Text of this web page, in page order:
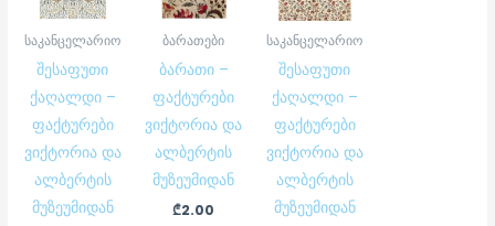
საკანცელარიო
შესაფუთი
ქაღალდი –
ფაქტურები
ვიქტორია და
ალბერტის
მუზეუმიდან
ბარათები
ბარათი –
ფაქტურები
ვიქტორია და
ალბერტის
მუზეუმიდან
₾2.00
საკანცელარიო
შესაფუთი
ქაღალდი –
ფაქტურები
ვიქტორია და
ალბერტის
მუზეუმიდან